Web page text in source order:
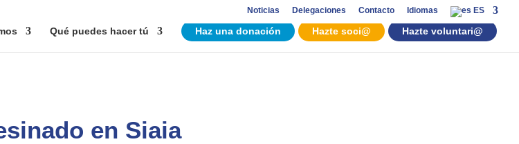
Noticias Delegaciones Contacto Idiomas ES
Qué puedes hacer tú Haz una donación Hazte soci@ Hazte voluntari@
en Siaia